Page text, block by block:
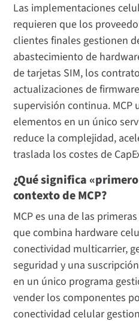
Las implementaciones
requieren que los
clientes finales gestionen
abastecimiento de
de tarjetas SIM, los
actualizaciones de
supervisión continua. MCP
elementos en un único
reduce la complejidad,
traslada los costes de
¿Qué significa
contexto de MCP?
MCP es una de las
que combina hardware
conectividad multicarrier,
seguridad y una
en un único programa
vender los componentes
conectividad celular